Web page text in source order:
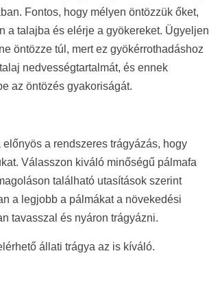
Fontos, hogy mélyen öntözzük őket,
a talajba és elérje a gyökereket. Ügyeljen
öntözze túl, mert ez gyökérrothadáshoz
nedvességtartalmát, és ennek
az öntözés gyakoriságát.
a rendszeres trágyázás, hogy
Válasszon kiváló minőségű pálmafa
található utasítások szerint
a legjobb a pálmákat a növekedési
tavasszal és nyáron trágyázni.
állati trágya az is kíváló.